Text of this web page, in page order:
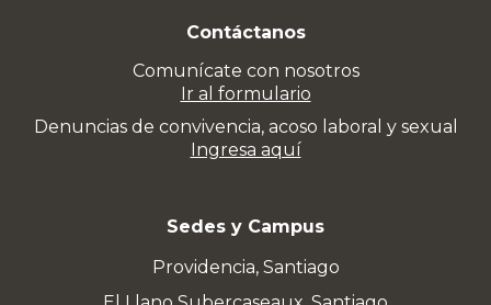
Contáctanos
Comunícate con nosotros
Ir al formulario
Denuncias de convivencia, acoso laboral y sexual
Ingresa aquí
Sedes y Campus
Providencia, Santiago